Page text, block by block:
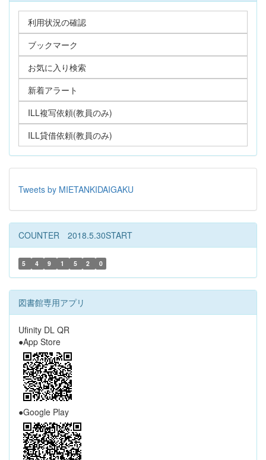
利用状況の確認
ブックマーク
お気に入り検索
新着アラート
ILL複写依頼(教員のみ)
ILL貸借依頼(教員のみ)
Tweets by MIETANKIDAIGAKU
COUNTER 2018.5.30START
5 4 9 1 5 2 0
図書館専用アプリ
Ufinity DL QR
●App Store
●Google Play